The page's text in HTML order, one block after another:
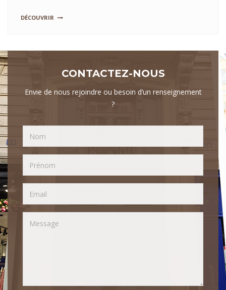
DÉCOUVRIR
CONTACTEZ-NOUS
Envie de nous rejoindre ou besoin d’un renseignement
?